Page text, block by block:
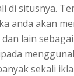
di situsnya.
anda akan
lain
sekali